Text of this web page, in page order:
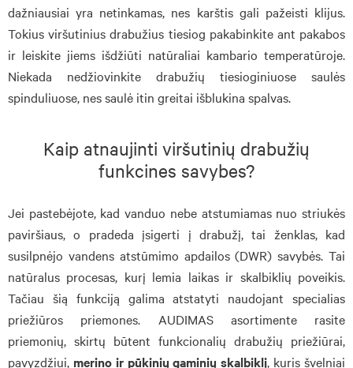
dažniausiai yra netinkamas, nes karštis gali pažeisti klijus.
Tokius viršutinius drabužius tiesiog pakabinkite ant pakabos
ir leiskite jiems išdžiūti natūraliai kambario temperatūroje.
Niekada nedžiovinkite drabužių tiesioginiuose saulės
spinduliuose, nes saulė itin greitai išblukina spalvas.
Kaip atnaujinti viršutinių drabužių
funkcines savybes?
Jei pastebėjote, kad vanduo nebe atstumiamas nuo striukės
paviršiaus, o pradeda įsigerti į drabužį, tai ženklas, kad
susilpnėjo vandens atstūmimo apdailos (DWR) savybės. Tai
natūralus procesas, kurį lemia laikas ir skalbiklių poveikis.
Tačiau šią funkciją galima atstatyti naudojant specialias
priežiūros priemones. AUDIMAS asortimente rasite
priemonių, skirtų būtent funkcionalių drabužių priežiūrai,
pavyzdžiui, merino ir pūkinių gaminių skalbiklį, kuris švelniai